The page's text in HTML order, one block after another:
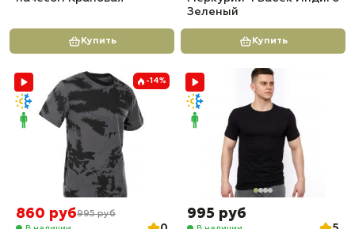
Купить
Зеленый
Купить
-14%
860 руб995 руб 995 руб